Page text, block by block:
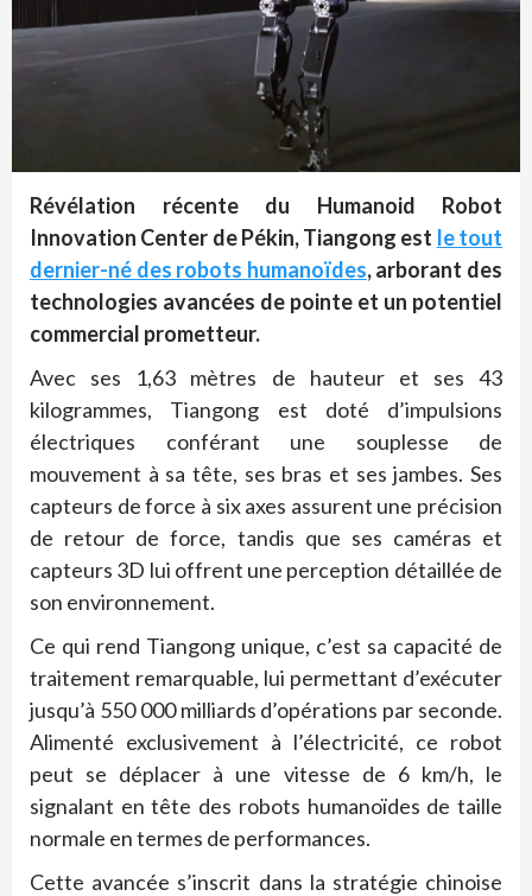
Révélation récente du Humanoid Robot
Innovation Center de Pékin, Tiangong est le tout
dernier-né des robots humanoïdes,arborant des
technologies avancées de pointe et un potentiel
commercial prometteur.
Avec ses 1,63 mètres de hauteur et ses 43
kilogrammes, Tiangong est doté d’impulsions
électriques conférant une souplesse de
mouvement à sa tête, ses bras et ses jambes. Ses
capteurs de force à six axes assurent une précision
de retour de force, tandis que ses caméras et
capteurs 3D lui offrent une perception détaillée de
son environnement.
Ce qui rend Tiangong unique, c’est sa capacité de
traitement remarquable, lui permettant d’exécuter
jusqu’à 550 000 milliards d’opérations par seconde.
Alimenté exclusivement à l’électricité, ce robot
peut se déplacer à une vitesse de 6 km/h, le
signalant en tête des robots humanoïdes de taille
normale en termes de performances.
Cette avancée s’inscrit dans la stratégie chinoise